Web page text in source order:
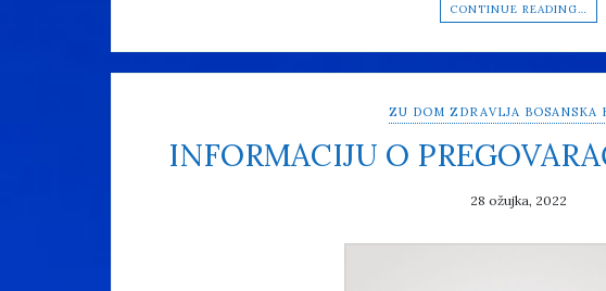
CONTINUE READING…
ZU DOM ZDRAVLJA BOSANSKA
INFORMACIJU O
28 ožujka, 2022